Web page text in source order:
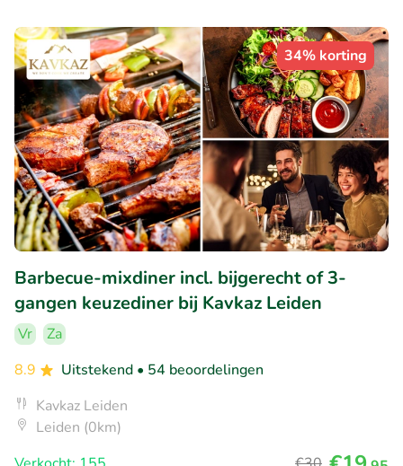
34% korting
Barbecue-mixdiner incl. bijgerecht of 3-
gangen keuzediner bij Kavkaz Leiden
Vr
Za
8.9
Uitstekend • 54 beoordelingen
Kavkaz Leiden
Leiden (0km)